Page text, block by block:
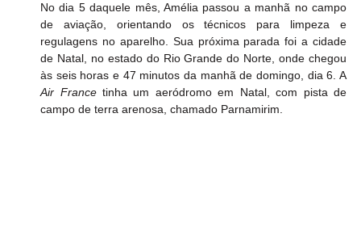
No dia 5 daquele mês, Amélia passou a manhã no campo
de aviação, orientando os técnicos para limpeza e
regulagens no aparelho. Sua próxima parada foi a cidade
de Natal, no estado do Rio Grande do Norte, onde chegou
às seis horas e 47 minutos da manhã de domingo, dia 6. A
Air France tinha um aeródromo em Natal, com pista de
campo de terra arenosa, chamado Parnamirim.